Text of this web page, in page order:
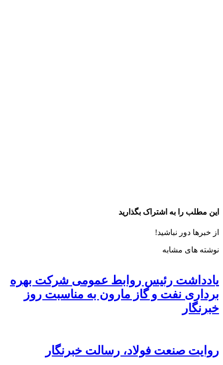
این مطلب را به اشتراک بگذارید
از خبرها دور نباشید!
نوشته های مشابه
یادداشت رئیس روابط عمومی شرکت بهره
برداری نفت و گاز مارون به مناسبت روز
خبرنگار
روایت صنعت فولاد،‌ رسالت خبرنگار